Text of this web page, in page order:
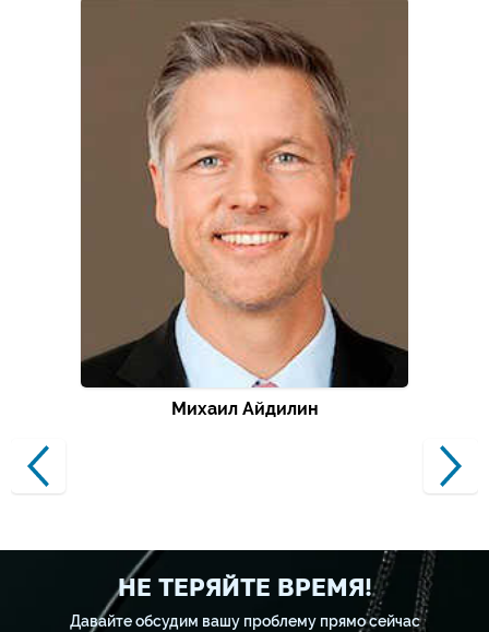
Михаил Айдилин
НЕ ТЕРЯЙТЕ ВРЕМЯ!
Давайте обсудим вашу проблему прямо сейчас